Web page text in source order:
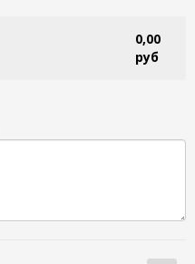
0,00
руб